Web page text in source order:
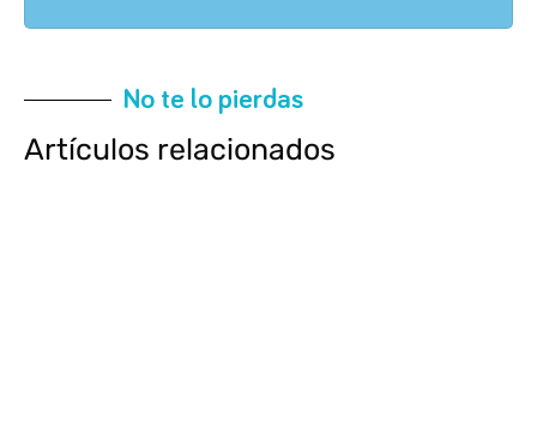
No te lo pierdas
Artículos relacionados